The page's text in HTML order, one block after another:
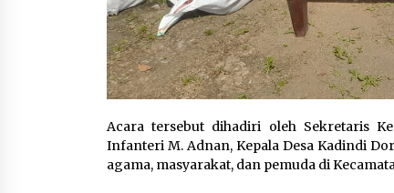
Acara tersebut dihadiri oleh Sekretaris
Infanteri M. Adnan, Kepala Desa Kadindi
agama, masyarakat, dan pemuda di